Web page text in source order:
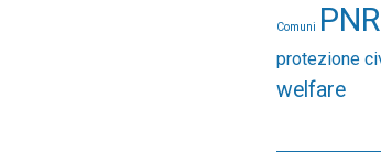
Comuni
protezione
welfare